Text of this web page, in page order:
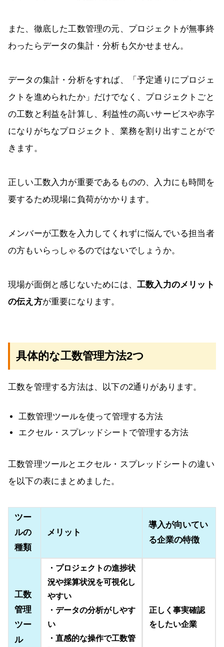
また、徹底した工数管理の元、プロジェクトが無事終
わったらデータの集計・分析も欠かせません。
データの集計・分析をすれば、「予定通りにプロジェ
クトを進められたか」だけでなく、プロジェクトごと
の工数と利益を計算し、利益性の高いサービスや赤字
になりがちなプロジェクト、業務を割り出すことがで
きます。
正しい工数入力が重要であるものの、入力にも時間を
要するため現場に負荷がかかります。
メンバーが工数を入力してくれずに悩んでいる担当者
の方もいらっしゃるのではないでしょうか。
現場が面倒と感じないためには、 工数入力のメリット
の伝え方が重要になります。
具体的な工数管理方法2つ
工数を管理する方法は、以下の2通りがあります。
工数管理ツールを使って管理する方法
エクセル・スプレッドシートで管理する方法
工数管理ツールとエクセル・スプレッドシートの違い
を以下の表にまとめました。
ツー
ルの
種類
メリット
導入が向いてい
る企業の特徴
工数
管理
ツー
ル
・プロジェクトの進捗状
況や採算状況を可視化し
やすい
・データの分析がしやす
い
・直感的な操作で工数管
正しく事実確認
をしたい企業